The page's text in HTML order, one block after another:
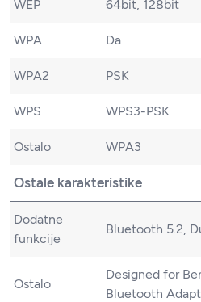
WEP 64bit, 128bit
WPA Da
WPA2 PSK
WPS WPS3-PSK
Ostalo WPA3
Ostale karakteristike
Dodatne
funkcije
Bluetooth 5.2,
Ostalo
Designed for
Bluetooth